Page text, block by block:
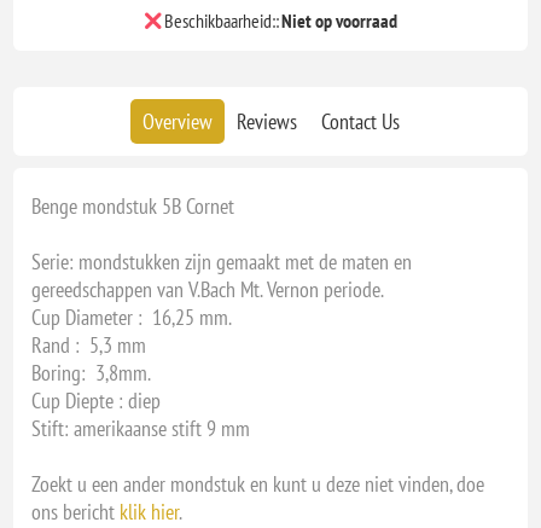
Beschikbaarheid::Niet op voorraad
Overview Reviews Contact Us
Benge mondstuk 5B Cornet
Serie: mondstukken zijn gemaakt met de maten en
gereedschappen van V.Bach Mt. Vernon periode.
Cup Diameter : 16,25 mm.
Rand : 5,3 mm
Boring: 3,8mm.
Cup Diepte : diep
Stift: amerikaanse stift 9 mm
Zoekt u een ander mondstuk en kunt u deze niet vinden, doe
ons bericht klik hier.